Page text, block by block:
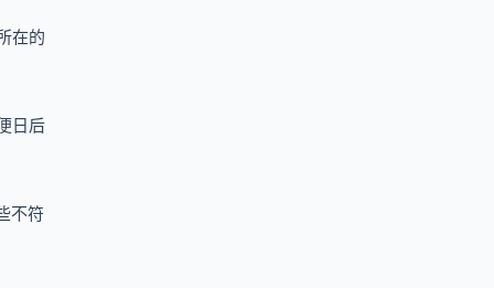
在的
日后
不符